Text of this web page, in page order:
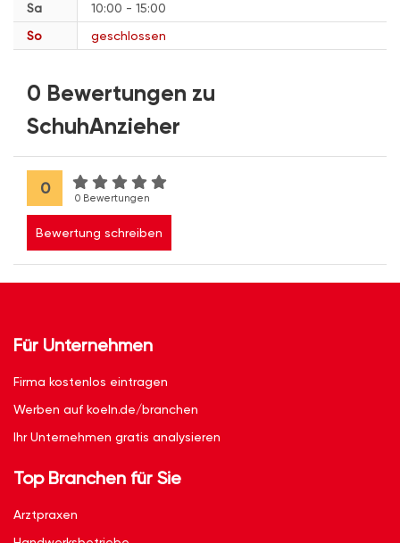
Sa
10:00 - 15:00
So
geschlossen
0 Bewertungen zu
SchuhAnzieher
0
0 Bewertungen
Bewertung schreiben
Für Unternehmen
Firma kostenlos eintragen
Werben auf koeln.de/branchen
Ihr Unternehmen gratis analysieren
Top Branchen für Sie
Arztpraxen